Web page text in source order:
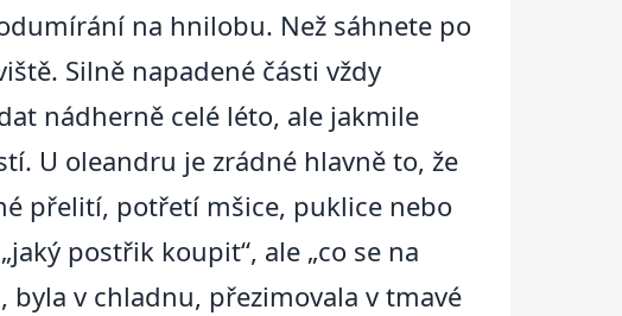
na hnilobu. Než sáhnete po
Silně napadené části vždy
nádherně celé léto, ale jakmile
U oleandru je zrádné hlavně to, že
přelití, potřetí mšice, puklice nebo
postřik koupit“, ale „co se na
byla v chladnu, přezimovala v tmavé